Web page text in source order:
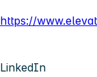
https://
LinkedIn